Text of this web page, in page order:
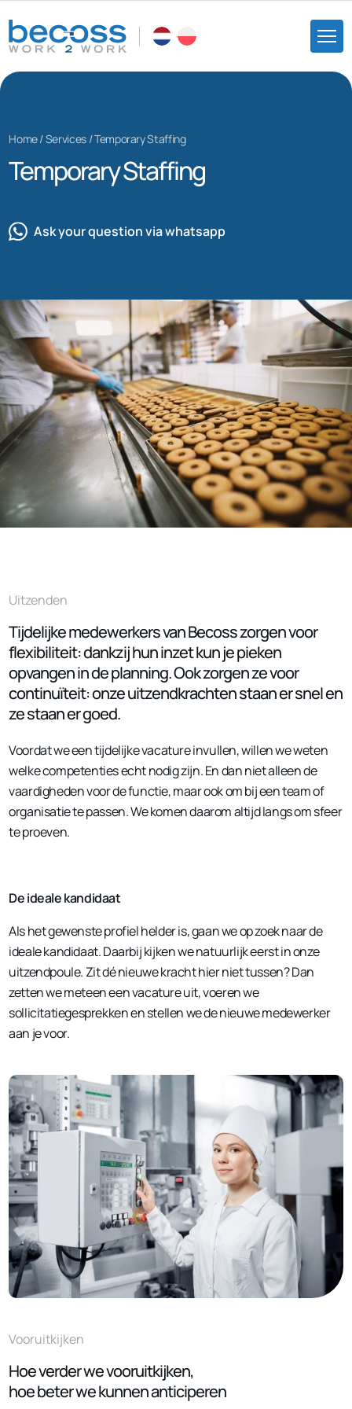
Home/Services/Temporary Staffing
Temporary Staffing
Ask your question via whatsapp
Uitzenden
Tijdelijke medewerkers van Becoss zorgen voor
flexibiliteit: dankzij hun inzet kun je pieken
opvangen in de planning. Ook zorgen ze voor
continuïteit: onze uitzendkrachten staan er snel en
ze staan er goed.
Voordat we een tijdelijke vacature invullen, willen we weten
welke competenties echt nodig zijn. En dan niet alleen de
vaardigheden voor de functie, maar ook om bij een team of
organisatie te passen. We komen daarom altijd langs om sfeer
te proeven.
De ideale kandidaat
Als het gewenste profiel helder is, gaan we op zoek naar de
ideale kandidaat. Daarbij kijken we natuurlijk eerst in onze
uitzendpoule. Zit dé nieuwe kracht hier niet tussen? Dan
zetten we meteen een vacature uit, voeren we
sollicitatiegesprekken en stellen we de nieuwe medewerker
aan je voor.
Vooruitkijken
Hoe verder we vooruitkijken,
hoe beter we kunnen anticiperen